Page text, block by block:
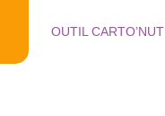
OUTIL CARTO’NUT